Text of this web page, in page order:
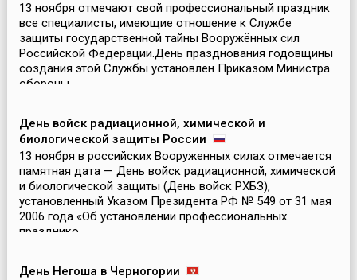
13 ноября отмечают свой профессиональный праздник
все специалисты, имеющие отношение к Службе
защиты государственной тайны Вооружённых сил
Российской Федерации.День празднования годовщины
создания этой Службы установлен Приказом Министра
обороны ...
День войск радиационной, химической и
биологической защиты России
13 ноября в российских Вооруженных силах отмечается
памятная дата — День войск радиационной, химической
и биологической защиты (День войск РХБЗ),
установленный Указом Президента РФ № 549 от 31 мая
2006 года «Об установлении профессиональных
празднико...
День Негоша в Черногории